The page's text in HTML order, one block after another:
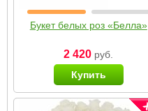
Букет белых роз «Белла»
2 420 руб.
Купить